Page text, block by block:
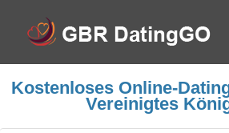
Kostenloses Online-
Vereinigtes